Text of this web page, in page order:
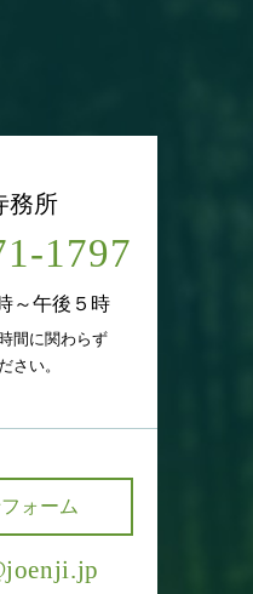
務所
1797
～午後５時
間に関わらず
さい。
ォーム